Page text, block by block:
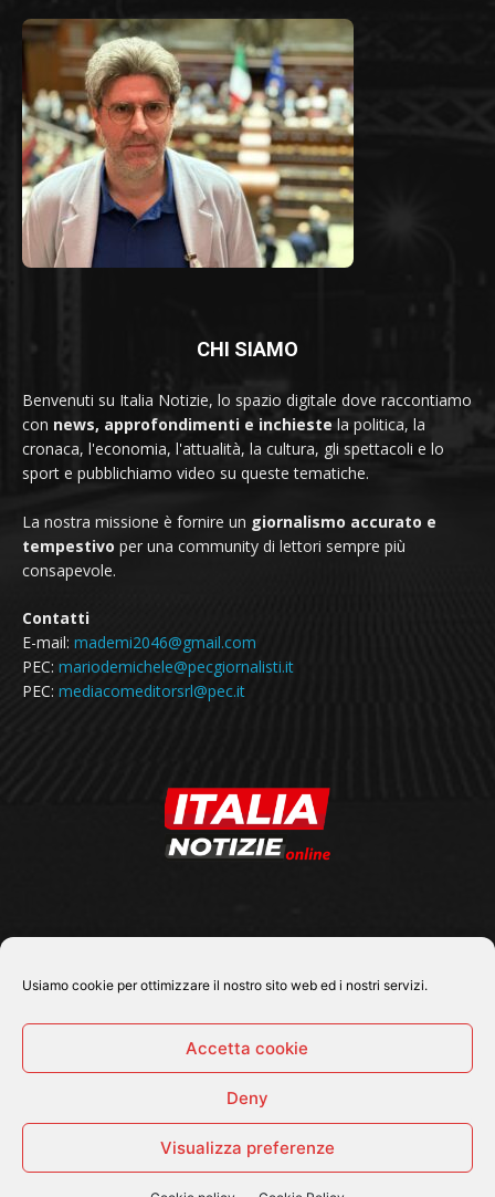
Usiamo cookie per ottimizzare il nostro sito web ed i nostri servizi.
Accetta cookie
Deny
Visualizza preferenze
CHI SIAMO
Benvenuti su Italia Notizie, lo spazio digitale dove raccontiamo
con news, approfondimenti e inchieste la politica, la
cronaca, l'economia, l'attualità, la cultura, gli spettacoli e lo
sport e pubblichiamo video su queste tematiche.
La nostra missione è fornire un giornalismo accurato e
tempestivo per una community di lettori sempre più
consapevole.
Contatti
E-mail: mademi2046@gmail.com
PEC: mariodemichele@pecgiornalisti.it
PEC: mediacomeditorsrl@pec.it
SEGUICI SU
© 2026 Tutti i diritti riservati - Italia Notizie .online |
Cronaca Economia